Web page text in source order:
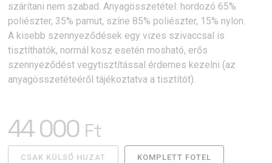
szárítani nem szabad. Anyagösszetétel: hordozó 65%
poliészter, 35% pamut, színe 85% poliészter, 15% nylon.
A kisebb szennyeződések egy vizes szivaccsal is
tisztíthatók, normál kosz esetén mosható, erős
szennyeződést vegytisztítással érdemes kezelni (az
anyagösszetéteéről tájékoztatva a tisztítót).
44 000 Ft
CSAK KÜLSŐ HUZAT KOMPLETT FOTEL